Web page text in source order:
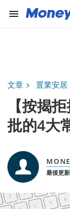
menu
文章 置業安居
【按揭
批的4大
最後更